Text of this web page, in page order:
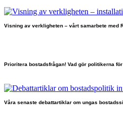
Visning av verkligheten – vårt samarbete med
Prioritera bostadsfrågan! Vad gör politikerna
Våra senaste debattartiklar om ungas